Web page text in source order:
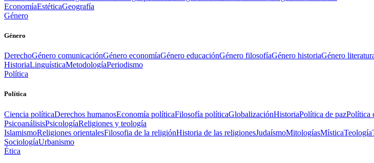
EconomíaEstéticaGeografía
Género
Género
DerechoGénero comunicaciónGénero economíaGénero educaciónGénero filosofíaGénero historiaGénero
HistoriaLinguísticaMetodologíaPeriodismo
Política
Política
Ciencia políticaDerechos humanosEconomía políticaFilosofía políticaGlobalizaciónHistoriaPolítica de pazPolítica
PsicoanálisisPsicologíaReligiones y teología
IslamismoReligiones orientalesFilosofia de la religiónHistoria de las religionesJudaísmoMitologíasMísticaTeología
SociologíaUrbanismo
Ética